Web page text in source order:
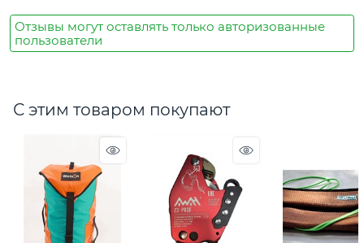
Отзывы могут оставлять только авторизованные
пользователи
С этим товаром покупают